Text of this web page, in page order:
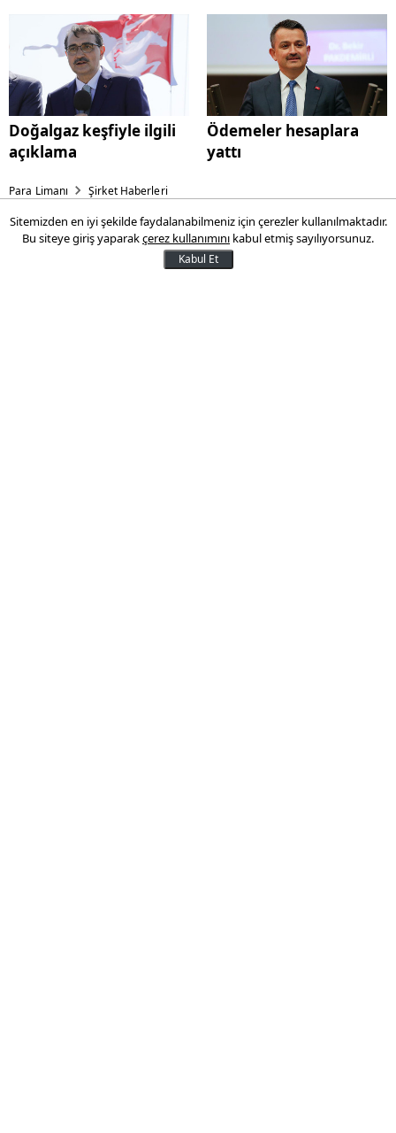
Doğalgaz keşfiyle ilgili
açıklama
Ödemeler hesaplara
yattı
Para Limanı Şirket Haberleri
General Motors'tan elektrikli
araç adımı: Hisselerinin yüzde
Sitemizden en iyi şekilde faydalanabilmeniz için çerezler kullanılmaktadır.
Bu siteye giriş yaparakçerez kullanımını kabul etmiş sayılıyorsunuz.
Kabul Et